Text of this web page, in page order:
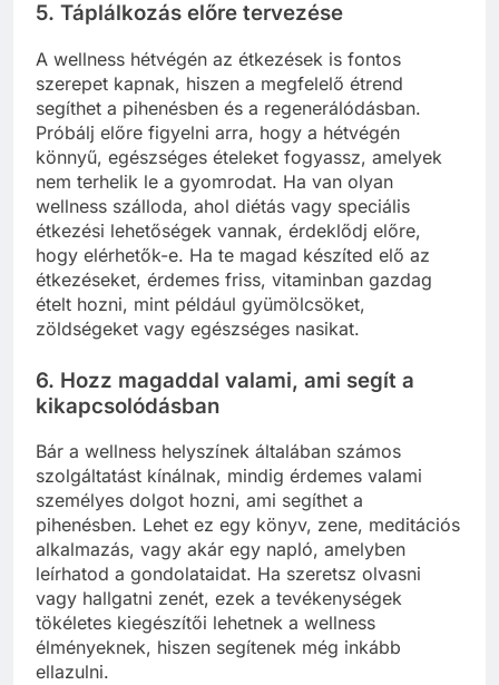
5. Táplálkozás előre tervezése
A wellness hétvégén az étkezések is fontos
szerepet kapnak, hiszen a megfelelő étrend
segíthet a pihenésben és a regenerálódásban.
Próbálj előre figyelni arra, hogy a hétvégén
könnyű, egészséges ételeket fogyassz, amelyek
nem terhelik le a gyomrodat. Ha van olyan
wellness szálloda, ahol diétás vagy speciális
étkezési lehetőségek vannak, érdeklődj előre,
hogy elérhetők-e. Ha te magad készíted elő az
étkezéseket, érdemes friss, vitaminban gazdag
ételt hozni, mint például gyümölcsöket,
zöldségeket vagy egészséges nasikat.
6. Hozz magaddal valami, ami segít a
kikapcsolódásban
Bár a wellness helyszínek általában számos
szolgáltatást kínálnak, mindig érdemes valami
személyes dolgot hozni, ami segíthet a
pihenésben. Lehet ez egy könyv, zene, meditációs
alkalmazás, vagy akár egy napló, amelyben
leírhatod a gondolataidat. Ha szeretsz olvasni
vagy hallgatni zenét, ezek a tevékenységek
tökéletes kiegészítői lehetnek a wellness
élményeknek, hiszen segítenek még inkább
ellazulni.